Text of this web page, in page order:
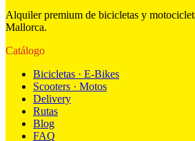
Alquiler premium de bicicletas y
Mallorca.
Catálogo
Bicicletas · E-Bikes
Scooters · Motos
Delivery
Rutas
Blog
FAQ